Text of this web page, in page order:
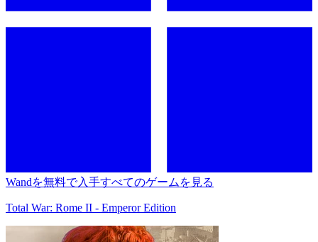
Wandを無料で入手すべてのゲームを見る
Total War: Rome II - Emperor Edition